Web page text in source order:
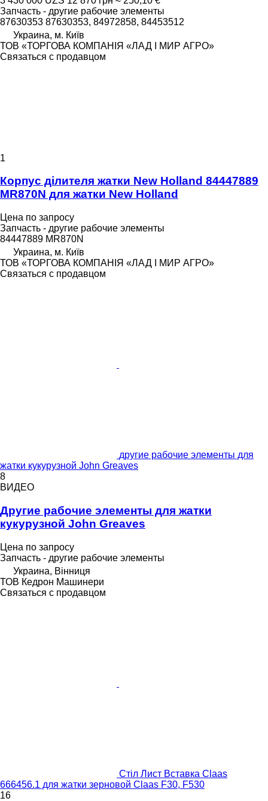
Запчасть - другие рабочие элементы
87630353 87630353, 84972858, 84453512
Украина, м. Київ
ТОВ «ТОРГОВА КОМПАНІЯ «ЛАД І МИР АГРО»
Связаться с продавцом
1
Корпус ділителя жатки New Holland 84447889
MR870N для жатки New Holland
Цена по запросу
Запчасть - другие рабочие элементы
84447889 MR870N
Украина, м. Київ
ТОВ «ТОРГОВА КОМПАНІЯ «ЛАД І МИР АГРО»
Связаться с продавцом
другие рабочие элементы для
жатки кукурузной John Greaves
8
ВИДЕО
Другие рабочие элементы для жатки
кукурузной John Greaves
Цена по запросу
Запчасть - другие рабочие элементы
Украина, Вінниця
ТОВ Кедрон Машинери
Связаться с продавцом
Стіл Лист Вставка Claas
666456.1 для жатки зерновой Claas F30, F530
16